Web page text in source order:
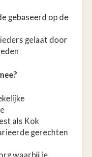
gebaseerd op de
gelaat door
als Kok
gerechten
waarbij je